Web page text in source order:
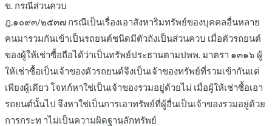
ข. กรณีส่วนควบ
ฎ.๑๐๙๓/๒๕๓๗ กรณีเป็นเรื่องเอาสังหาริมทรัพย์ของบุคคลอื่นหลาย
คนมารวมกันเข้าเป็นรถยนต์ชนิดมีตัวถังเป็นส่วนควบ เมื่อตัวรถยนต์
ของผู้ให้เช่าซื้อถือได้ว่าเป็นทรัพย์ประธานตามปพพ. มาตรา ๑๓๑๖ ผู้
ให้เช่าซื้อเป็นเจ้าของตัวรถยนต์จึงเป็นเจ้าของทรัพย์ที่รวมเข้ากันแต่
เพียงผู้เดียว โจทก์หาใช่เป็นเจ้าของรวมอยู่ด้วยไม่ เมื่อผู้ให้เช่าซื้อเอา
รถยนต์นั้นไป จึงหาใช่เป็นการเอาทรัพย์ที่ผู้อื่นเป็นเจ้าของรวมอยู่ด้วย
การกระท าไม่เป็นความผิดฐานลักทรัพย์